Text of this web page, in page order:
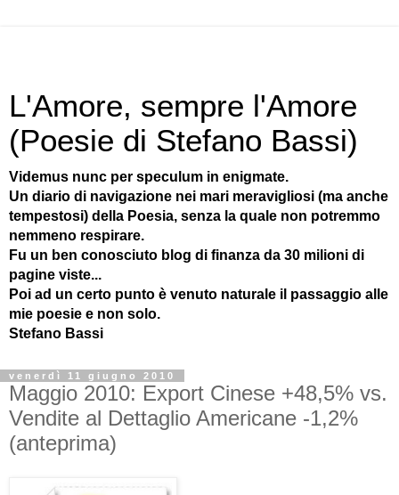
L'Amore, sempre l'Amore
(Poesie di Stefano Bassi)
Videmus nunc per speculum in enigmate.
Un diario di navigazione nei mari meravigliosi (ma anche
tempestosi) della Poesia, senza la quale non potremmo
nemmeno respirare.
Fu un ben conosciuto blog di finanza da 30 milioni di
pagine viste...
Poi ad un certo punto è venuto naturale il passaggio alle
mie poesie e non solo.
Stefano Bassi
venerdì 11 giugno 2010
Maggio 2010: Export Cinese +48,5% vs.
Vendite al Dettaglio Americane -1,2%
(anteprima)